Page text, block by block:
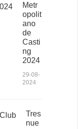
Metr
opolit
ano
de
Casti
ng
2024
29-08-
2024
Tres
nue